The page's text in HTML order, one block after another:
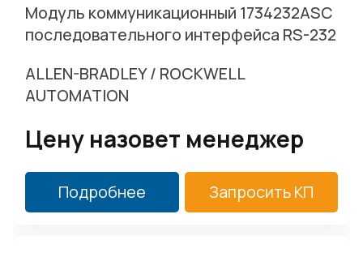
Модуль коммуникационный 1734232ASC
последовательного интерфейса RS-232
ALLEN-BRADLEY / ROCKWELL
AUTOMATION
Цену назовет менеджер
Подробнее Запросить КП